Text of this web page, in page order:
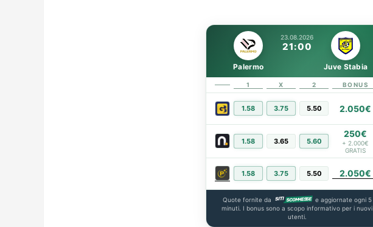
23.08.2026
21:00
Palermo Juve Stabia
1 X 2 BONUS
1.58 3.75 5.50 2.050€
1.58 3.65 5.60
250€
+ 2.000€
GRATIS
1.58 3.75 5.50 2.050€
Quote fornite da
e aggiornate ogni 5
minuti. I bonus sono a scopo informativo per i nuovi
utenti.